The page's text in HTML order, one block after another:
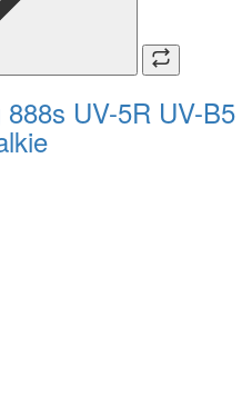
UV-5R UV-B5